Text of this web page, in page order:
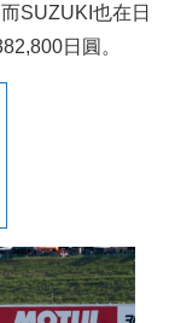
SUZUKI也在日
日圓。